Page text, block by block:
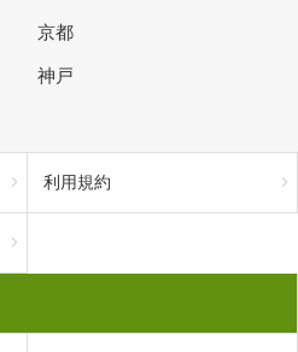
京都
神戸
利用規約